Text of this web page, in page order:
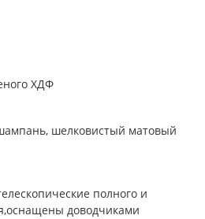
ХДФ
шелковистый матовый
полного и
доводчиками